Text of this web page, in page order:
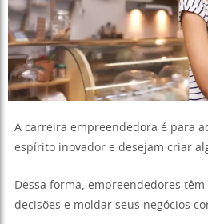
A carreira empreendedora é para
espírito inovador e desejam criar
Dessa forma, empreendedores
decisões e moldar seus negócios